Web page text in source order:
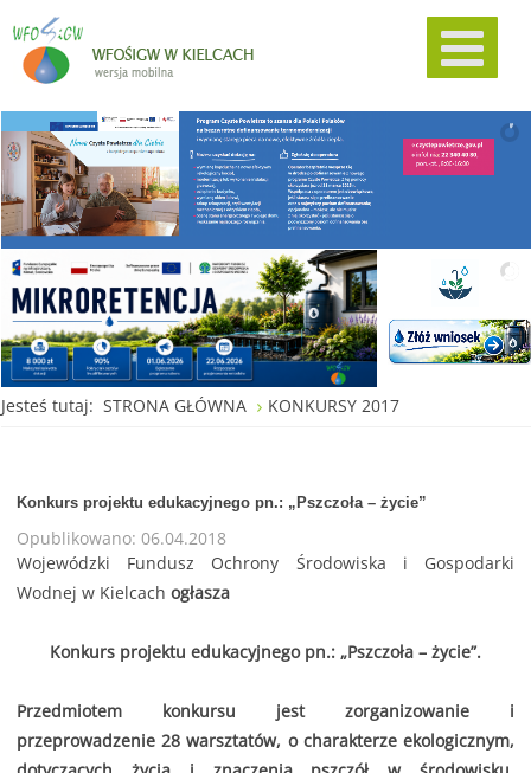
Jesteś tutaj: STRONA GŁÓWNA KONKURSY 2017
Konkurs projektu edukacyjnego pn.: „Pszczoła – życie”
Opublikowano: 06.04.2018
Wojewódzki Fundusz Ochrony Środowiska i Gospodarki
Wodnej w Kielcach ogłasza
Konkurs projektu edukacyjnego pn.: „Pszczoła – życie”.
Przedmiotem konkursu jest zorganizowanie i
przeprowadzenie 28 warsztatów, o charakterze ekologicznym,